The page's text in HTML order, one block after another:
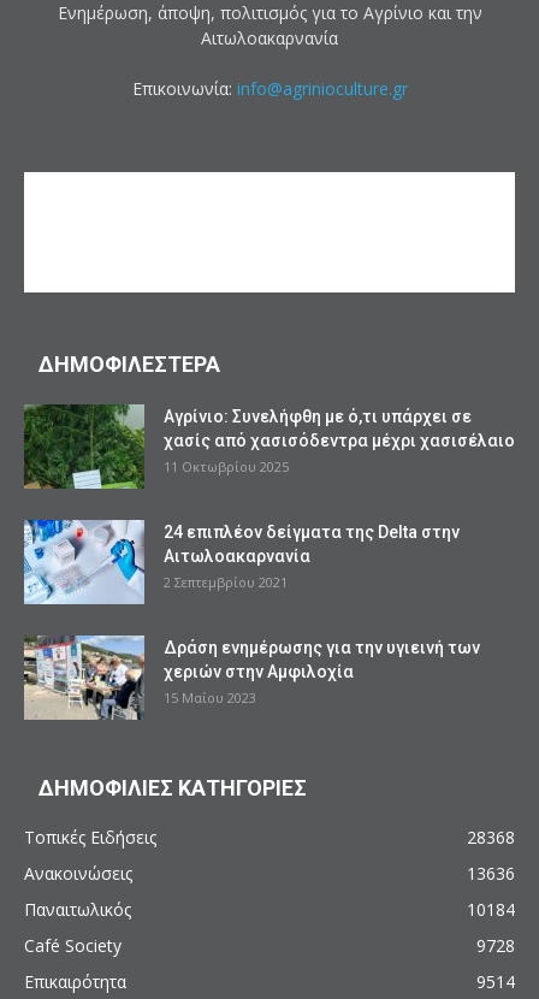
Ενημέρωση, άποψη, πολιτισμός για το Αγρίνιο και την
Αιτωλοακαρνανία
Επικοινωνία: info@agrinioculture.gr
ΔΗΜΟΦΙΛΕΣΤΕΡΑ
Αγρίνιο: Συνελήφθη με ό,τι υπάρχει σε
χασίς από χασισόδεντρα μέχρι χασισέλαιο
11 Οκτωβρίου 2025
24 επιπλέον δείγματα της Delta στην
Αιτωλοακαρνανία
2 Σεπτεμβρίου 2021
Δράση ενημέρωσης για την υγιεινή των
χεριών στην Αμφιλοχία
15 Μαΐου 2023
ΔΗΜΟΦΙΛΙΕΣ ΚΑΤΗΓΟΡΙΕΣ
Τοπικές Ειδήσεις
28368
Ανακοινώσεις
13636
Παναιτωλικός
10184
Café Society
9728
Επικαιρότητα
9514